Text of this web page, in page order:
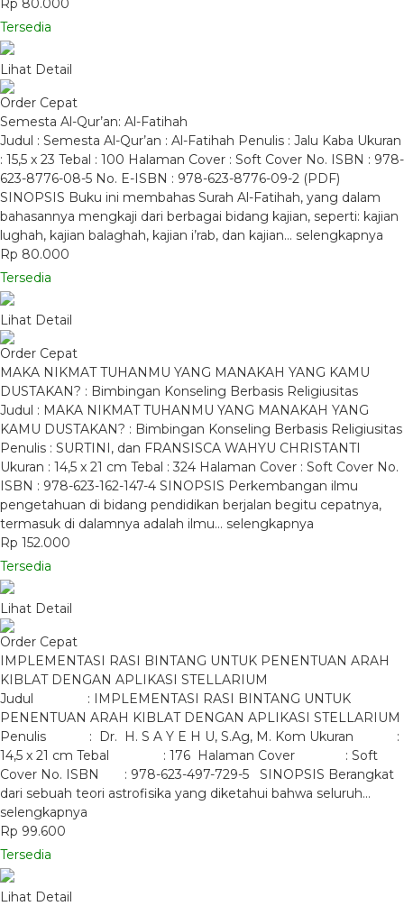
Rp 80.000
Tersedia
Lihat Detail
Order Cepat
Semesta Al-Qur’an: Al-Fatihah
Judul : Semesta Al-Qur’an : Al-Fatihah Penulis : Jalu Kaba Ukuran
: 15,5 x 23 Tebal : 100 Halaman Cover : Soft Cover No. ISBN : 978-
623-8776-08-5 No. E-ISBN : 978-623-8776-09-2 (PDF)
SINOPSIS Buku ini membahas Surah Al-Fatihah, yang dalam
bahasannya mengkaji dari berbagai bidang kajian, seperti: kajian
lughah, kajian balaghah, kajian i’rab, dan kajian… selengkapnya
Rp 80.000
Tersedia
Lihat Detail
Order Cepat
MAKA NIKMAT TUHANMU YANG MANAKAH YANG KAMU
DUSTAKAN? : Bimbingan Konseling Berbasis Religiusitas
Judul : MAKA NIKMAT TUHANMU YANG MANAKAH YANG
KAMU DUSTAKAN? : Bimbingan Konseling Berbasis Religiusitas
Penulis : SURTINI, dan FRANSISCA WAHYU CHRISTANTI
Ukuran : 14,5 x 21 cm Tebal : 324 Halaman Cover : Soft Cover No.
ISBN : 978-623-162-147-4 SINOPSIS Perkembangan ilmu
pengetahuan di bidang pendidikan berjalan begitu cepatnya,
termasuk di dalamnya adalah ilmu… selengkapnya
Rp 152.000
Tersedia
Lihat Detail
Order Cepat
IMPLEMENTASI RASI BINTANG UNTUK PENENTUAN ARAH
KIBLAT DENGAN APLIKASI STELLARIUM
Judul : IMPLEMENTASI RASI BINTANG UNTUK
PENENTUAN ARAH KIBLAT DENGAN APLIKASI STELLARIUM
Penulis : Dr. H. S A Y E H U, S.Ag, M. Kom Ukuran :
14,5 x 21 cm Tebal : 176 Halaman Cover : Soft
Cover No. ISBN : 978-623-497-729-5 SINOPSIS Berangkat
dari sebuah teori astrofisika yang diketahui bahwa seluruh…
selengkapnya
Rp 99.600
Tersedia
Lihat Detail